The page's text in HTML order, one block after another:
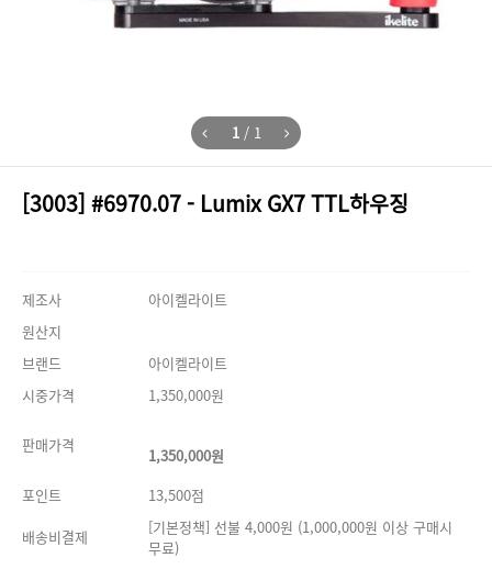
1/ 1
[3003] #6970.07 - Lumix GX7 TTL하우징
제조사
아이켈라이트
원산지
브랜드
아이켈라이트
시중가격
1,350,000원
판매가격
1,350,000원
포인트
13,500점
배송비결제
[기본정책] 선불 4,000원 (1,000,000원 이상 구매시
무료)